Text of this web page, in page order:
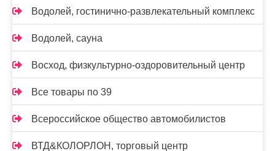
Водолей, гостинично-развлекательный комплекс
Водолей, сауна
Восход, физкультурно-оздоровительный центр
Все товары по 39
Всероссийское общество автомобилистов
ВТД&КОЛОРЛОН, торговый центр